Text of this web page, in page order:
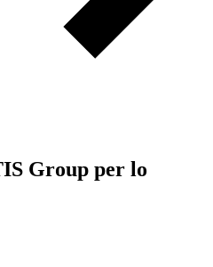
Group per lo